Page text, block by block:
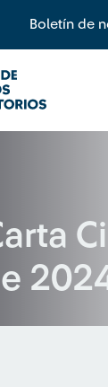
Boletín de